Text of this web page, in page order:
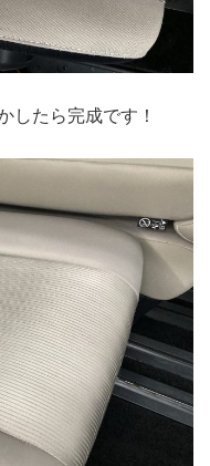
したら完成です！